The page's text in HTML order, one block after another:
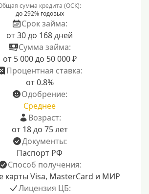
сумма кредита (ОСК):
до 292% годовых
Срок займа:
от 30 до 168 дней
Сумма займа:
от 5 000 до 50 000 ₽
Процентная ставка:
от 0.8%
Одобрение:
Среднее
Возраст:
от 18 до 75 лет
Документы:
Паспорт РФ
Способ получения:
карты Visa, MasterCard и МИР
Лицензия ЦБ: